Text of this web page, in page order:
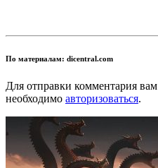
По материалам: dicentral.com
Для отправки комментария вам
необходимо авторизоваться.